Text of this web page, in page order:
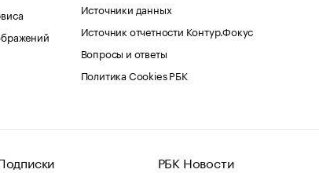
Источники данных
Источник отчетности Контур.Фокус
Вопросы и ответы
Политика Cookies РБК
РБК Новости